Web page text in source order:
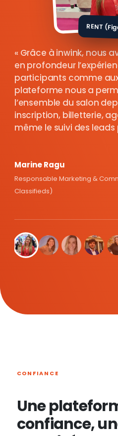
RENT
Grâce à inwink, nous
en profondeur
participants comme
plateforme nous a
l’ensemble du salon
inscription, billetterie,
même le suivi des
Marine Ragu
Responsable Marketing &
Classifieds)
CONFIANCE
Une
confiance,